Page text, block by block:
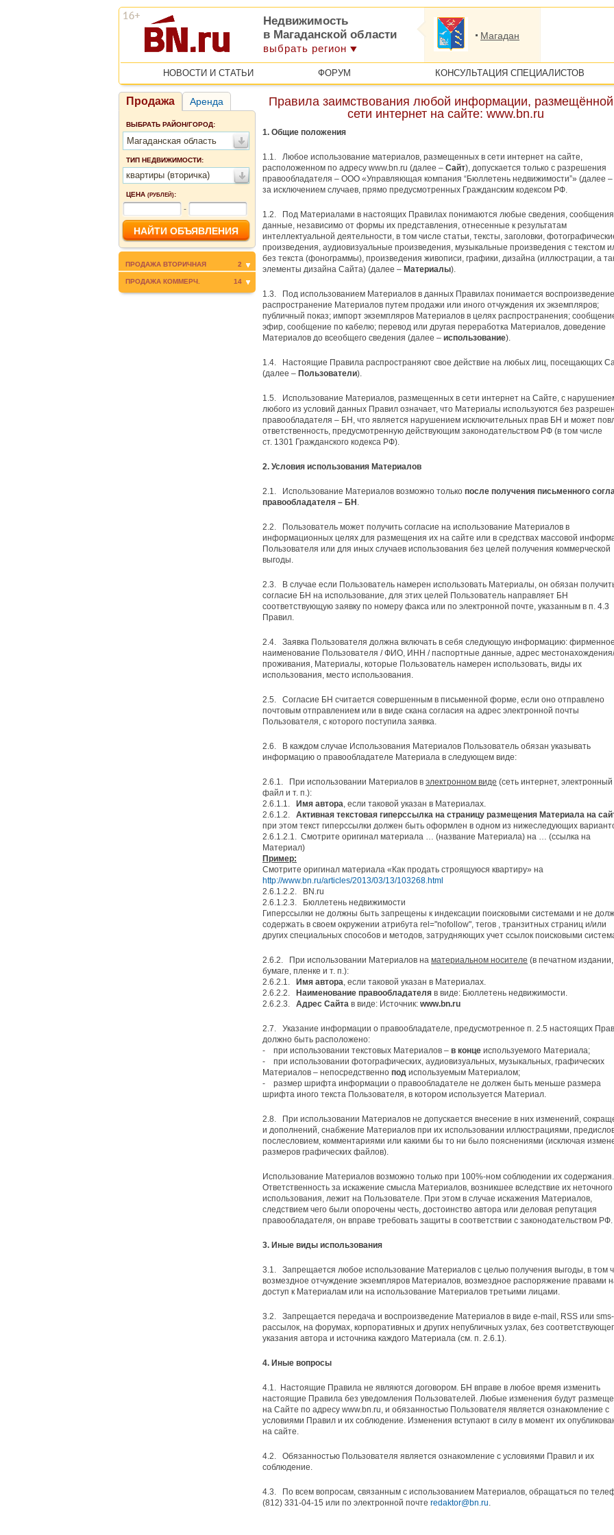
Недвижимость
в Магаданской области
выбрать регион
Магадан
НОВОСТИ И СТАТЬИ ФОРУМ КОНСУЛЬТАЦИЯ СПЕЦИАЛИСТОВ
Продажа Аренда
ВЫБРАТЬ РАЙОН/ГОРОД:
Магаданская область
ТИП НЕДВИЖИМОСТИ:
квартиры (вторичка)
ЦЕНА (РУБЛЕЙ):
-
ПРОДАЖА ВТОРИЧНАЯ 2
ПРОДАЖА КОММЕРЧ. 14
Правила заимствования любой информации,
сети интернет на сайте: www.bn.ru
1. Общие положения
1.1. Любое использование материалов, размещенных в сети интернет на сайте,
расположенном по адресу www.bn.ru (далее – Сайт), допускается только c разрешения
правообладателя – ООО «Управляющая компания “Бюллетень недвижимости”» (далее –
за исключением случаев, прямо предусмотренных Гражданским кодексом РФ.
1.2. Под Материалами в настоящих Правилах понимаются любые сведения,
данные, независимо от формы их представления, отнесенные к результатам
интеллектуальной деятельности, в том числе статьи, тексты, заголовки,
произведения, аудиовизуальные произведения, музыкальные произведения с текстом
без текста (фонограммы), произведения живописи, графики, дизайна (иллюстрации, а
элементы дизайна Сайта) (далее – Материалы).
1.3. Под использованием Материалов в данных Правилах понимается
распространение Материалов путем продажи или иного отчуждения их экземпляров;
публичный показ; импорт экземпляров Материалов в целях распространения;
эфир, сообщение по кабелю; перевод или другая переработка Материалов, доведение
Материалов до всеобщего сведения (далее – использование).
1.4. Настоящие Правила распространяют свое действие на любых лиц, посещающих
(далее – Пользователи).
1.5. Использование Материалов, размещенных в сети интернет на Сайте, с
любого из условий данных Правил означает, что Материалы используются без
правообладателя – БН, что является нарушением исключительных прав БН и может
ответственность, предусмотренную действующим законодательством РФ (в том числе
ст. 1301 Гражданского кодекса РФ).
2. Условия использования Материалов
2.1. Использование Материалов возможно только после получения письменного
правообладателя – БН .
2.2. Пользователь может получить согласие на использование Материалов в
информационных целях для размещения их на сайте или в средствах массовой
Пользователя или для иных случаев использования без целей получения коммерческой
выгоды.
2.3. В случае если Пользователь намерен использовать Материалы, он обязан
согласие БН на использование, для этих целей Пользователь направляет БН
соответствующую заявку по номеру факса или по электронной почте, указанным в п. 4.3
Правил.
2.4. Заявка Пользователя должна включать в себя следующую информацию: фирменное
наименование Пользователя / ФИО, ИНН / паспортные данные, адрес местонахождения/
проживания, Материалы, которые Пользователь намерен использовать, виды их
использования, место использования.
2.5. Согласие БН считается совершенным в письменной форме, если оно отправлено
почтовым отправлением или в виде скана согласия на адрес электронной почты
Пользователя, с которого поступила заявка.
2.6. В каждом случае Использования Материалов Пользователь обязан указывать
информацию о правообладателе Материала в следующем виде:
2.6.1. При использовании Материалов в электронном виде (сеть интернет, электронный
файл и т. п.):
2.6.1.1.
Имя автора, если таковой указан в Материалах.
2.6.1.2. Активная текстовая гиперссылка на страницу размещения Материала на
при этом текст гиперссылки должен быть оформлен в одном из нижеследующих
2.6.1.2.1. Смотрите оригинал материала … (название Материала) на … (ссылка на
Материал)
Пример:
Смотрите оригинал материала «Как продать строящуюся квартиру» на
http://www.bn.ru/articles/2013/03/13/103268.html
2.6.1.2.2. BN.ru
2.6.1.2.3. Бюллетень недвижимости
Гиперссылки не должны быть запрещены к индексации поисковыми системами и не
содержать в своем окружении атрибута rel="nofollow", тегов , транзитных страниц и/или
других специальных способов и методов, затрудняющих учет ссылок поисковыми
2.6.2. При использовании Материалов на материальном носителе (в печатном издании,
бумаге, пленке и т. п.):
2.6.2.1.
Имя автора, если таковой указан в Материалах.
2.6.2.2.
Наименование правообладателя в виде: Бюллетень недвижимости.
2.6.2.3. Адрес Сайта в виде: Источник: www.bn.ru
2.7. Указание информации о правообладателе, предусмотренное п. 2.5 настоящих
должно быть расположено:
- при использовании текстовых Материалов – в конце используемого Материала;
- при использовании фотографических, аудиовизуальных, музыкальных, графических
Материалов – непосредственно под используемым Материалом;
- размер шрифта информации о правообладателе не должен быть меньше размера
шрифта иного текста Пользователя, в котором используется Материал.
2.8. При использовании Материалов не допускается внесение в них изменений,
и дополнений, снабжение Материалов при их использовании иллюстрациями,
послесловием, комментариями или какими бы то ни было пояснениями (исключая
размеров графических файлов).
Использование Материалов возможно только при 100%-ном соблюдении их содержания.
Ответственность за искажение смысла Материалов, возникшее вследствие их неточного
использования, лежит на Пользователе. При этом в случае искажения Материалов,
следствием чего были опорочены честь, достоинство автора или деловая репутация
правообладателя, он вправе требовать защиты в соответствии с законодательством РФ.
3. Иные виды использования
3.1. Запрещается любое использование Материалов с целью получения выгоды, в том
возмездное отчуждение экземпляров Материалов, возмездное распоряжение правами
доступ к Материалам или на использование Материалов третьими лицами.
3.2. Запрещается передача и воспроизведение Материалов в виде e-mail, RSS или sms-
рассылок, на форумах, корпоративных и других непубличных узлах, без
указания автора и источника каждого Материала (см. п. 2.6.1).
4. Иные вопросы
4.1. Настоящие Правила не являются договором. БН вправе в любое время изменить
настоящие Правила без уведомления Пользователей. Любые изменения будут
на Сайте по адресу www.bn.ru, и обязанностью Пользователя является ознакомление с
условиями Правил и их соблюдение. Изменения вступают в силу в момент их
на сайте.
4.2. Обязанностью Пользователя является ознакомление с условиями Правил и их
соблюдение.
4.3. По всем вопросам, связанным с использованием Материалов, обращаться по
(812) 331-04-15 или по электронной почте redaktor@bn.ru.